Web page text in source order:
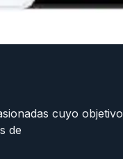
cuyo objetivo
de